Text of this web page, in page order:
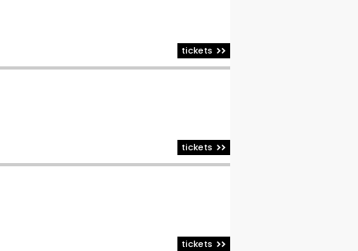
tickets
tickets
tickets